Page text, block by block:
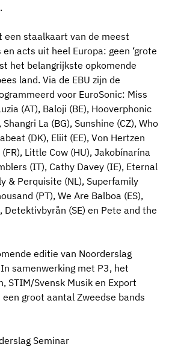
een staalkaart van de meest
acts uit heel Europa: geen ‘grote
het belangrijkste opkomende
land. Via de EBU zijn de
voor EuroSonic: Miss
(AT), Baloji (BE), Hooverphonic
Shangri La (BG), Sunshine (CZ), Who
(DK), Eliit (EE), Von Hertzen
Little Cow (HU), Jakobínarína
(IT), Cathy Davey (IE), Eternal
& Perquisite (NL), Superfamily
(PT), We Are Balboa (ES),
Detektivbyrån (SE) en Pete and the
editie van Noorderslag
samenwerking met P3, het
STIM/Svensk Musik en Export
groot aantal Zweedse bands
Seminar